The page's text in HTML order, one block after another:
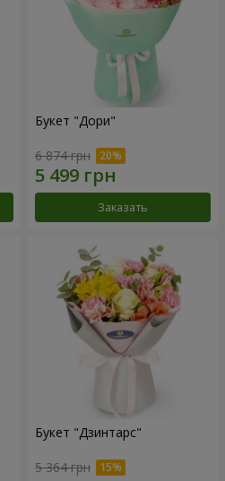
Букет "Дори"
6 874 грн
Заказать
Букет "Дзинтарс"
5 364 грн